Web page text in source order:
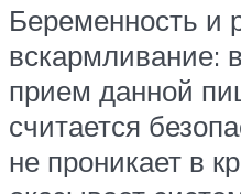
Беременность и
вскармливание:
прием данной
считается
не проникает в